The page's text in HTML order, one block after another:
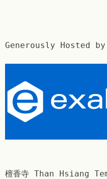
Generously Hosted
檀香寺 Than Hsiang